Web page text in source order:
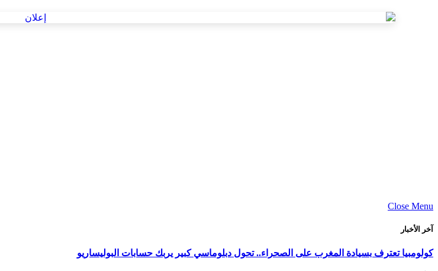
Close Menu
آخر الأخبار
كولومبيا تعترف بسيادة المغرب على الصحراء.. تحول دبلوماسي كبير يربك حسابات البوليساريو